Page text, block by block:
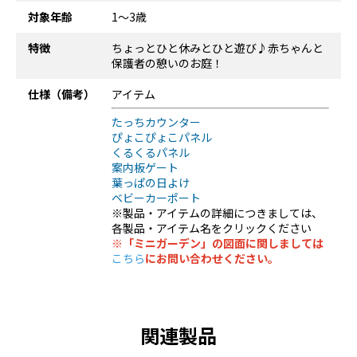
対象年齢
1～3歳
特徴
ちょっとひと休みとひと遊び♪赤ちゃんと
保護者の憩いのお庭！
仕様（備考）
アイテム
たっちカウンター
ぴょこぴょこパネル
くるくるパネル
案内板ゲート
葉っぱの日よけ
ベビーカーポート
※製品・アイテムの詳細につきましては、
各製品・アイテム名をクリックください
※「ミニガーデン」の図面に関しましては
こちらにお問い合わせください。
関連製品